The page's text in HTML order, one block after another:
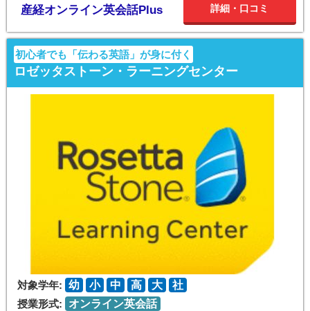
産経オンライン英会話Plus 詳細・口コミ
初心者でも「伝わる英語」が身に付く
ロゼッタストーン・ラーニングセンター
対象学年: 幼 小 中 高 大
社
授業形式:
オンライン英会話